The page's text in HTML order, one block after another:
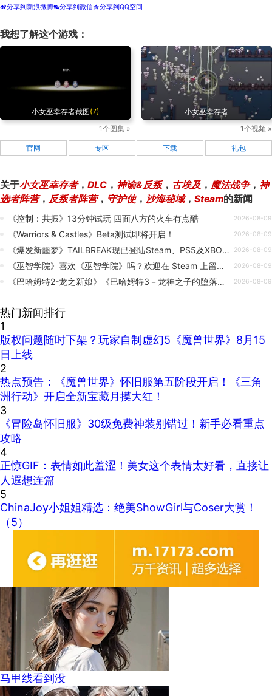
t分享到新浪微博w分享到微信z分享到QQ空间
我想了解这个游戏：
小女巫幸存者截图(7)
1个图集 »
小女巫幸存者
1个视频 »
官网 专区 下载 礼包
关于小女巫幸存者， DLC ， 神谕&反叛， 古埃及 ， 魔法战争， 神
选者阵营， 反叛者阵营， 守护使， 沙海秘域， Steam的新闻
《控制：共振》13分钟试玩 四面八方的火车有点酷 2026-08-09
《Warriors & Castles》Beta测试即将开启！ 2026-08-09
《爆发新噩梦》TAILBREAK现已登陆Steam、PS5及XBOX平台！ 2026-08-09
《巫智学院》喜欢《巫智学院》吗？欢迎在 Steam 上留下评价！💙 2026-08-09
《巴哈姆特2-龙之新娘》《巴哈姆特3－龙神之子的堕落》Steam 商店页面正式上架！ 2026-08-09
热门新闻排行
1
版权问题随时下架？玩家自制虚幻5《魔兽世界》8月15
日上线
2
热点预告：《魔兽世界》怀旧服第五阶段开启！《三角
洲行动》开启全新宝藏月摸大红！
3
《冒险岛怀旧服》30级免费神装别错过！新手必看重点
攻略
4
正惊GIF：表情如此羞涩！美女这个表情太好看，直接让
人遐想连篇
5
ChinaJoy小姐姐精选：绝美ShowGirl与Coser大赏！
（5）
马甲线看到没